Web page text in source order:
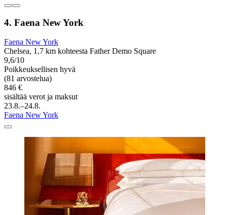
4. Faena New York
Faena New York
Chelsea, 1,7 km kohteesta Father Demo Square
9,6/10
Poikkeuksellisen hyvä
(81 arvostelua)
846 €
sisältää verot ja maksut
23.8.–24.8.
Faena New York